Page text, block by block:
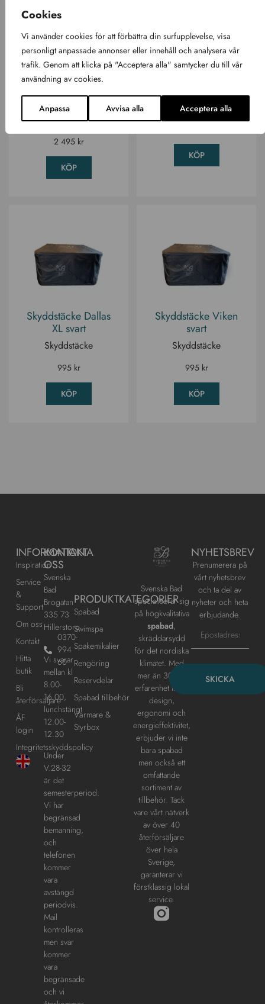
Cookies
Vi använder cookies för att förbättra din surfupplevelse, visa
personligt anpassade annonser eller innehåll och analysera vår
trafik. Genom att klicka på "Acceptera alla" samtycker du till vår
användning av cookies.
Anpassa Avvisa alla Acceptera alla
Skyddsöverdrag
Denver, isolerat
Spabad tillbehör
2 495 kr
KÖP
Skyddstäcke
KÖP
Skyddstäcke Dallas
XL svart
Skyddstäcke
995 kr
KÖP
Skyddstäcke Viken
svart
Skyddstäcke
995 kr
KÖP
Svenska Bad
specialiserar sig
på högkvalitativa
spabad,
skräddarsydd
för det nordiska
klimatet. Med
mer än 30 års
erfarenhet inom
design,
ergonomi och
energieffektivitet,
erbjuder vi inte
bara spabad
men också ett
omfattande
sortiment av
tillbehör. Tack
vare vårt nätverk
av över 40
återförsäljare
över hela
Sverige,
garanterar vi
förstklassig lokal
service.
KONTAKTA
OSS
Svenska
Bad
Brogatan
335 73
Hillerstorp
0370-
994
60
Vi svarar
mellan kl
8.00-
16.00,
lunchstängt
12.00-
12.30
Under
V.28-32
är det
semesterperiod.
Vi har
begränsad
bemanning,
och
telefonen
kommer
vara
avstängd
periodvis.
Mail
kontrolleras
men svar
kommer
vara
begränsade
och vi
INFORMATION
Inspiration
Service
&
Support
Om oss
Kontakt
Hitta
butik
Bli
återförsäljare
ÅF
login
Integritetsskyddspolicy
PRODUKTKATEGORIER
Spabad
Swimspa
Spakemikalier
Rengöring
Reservdelar
Spabad tillbehör
Värmare &
Styrbox
NYHETSBREV
Prenumerera på
vårt nyhetsbrev
och ta del av
nyheter och heta
erbjudande.
SKICKA